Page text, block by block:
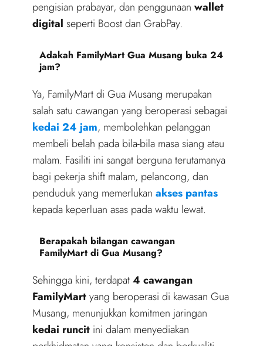
pengisian prabayar, dan penggunaan wallet
digital seperti Boost dan GrabPay.
Adakah FamilyMart Gua Musang buka 24
jam?
Ya, FamilyMart di Gua Musang merupakan
salah satu cawangan yang beroperasi sebagai
kedai 24 jam, membolehkan pelanggan
membeli belah pada bila-bila masa siang atau
malam. Fasiliti ini sangat berguna terutamanya
bagi pekerja shift malam, pelancong, dan
penduduk yang memerlukan akses pantas
kepada keperluan asas pada waktu lewat.
Berapakah bilangan cawangan
FamilyMart di Gua Musang?
Sehingga kini, terdapat4 cawangan
FamilyMartyang beroperasi di kawasan Gua
Musang, menunjukkan komitmen jaringan
kedai runcit ini dalam menyediakan